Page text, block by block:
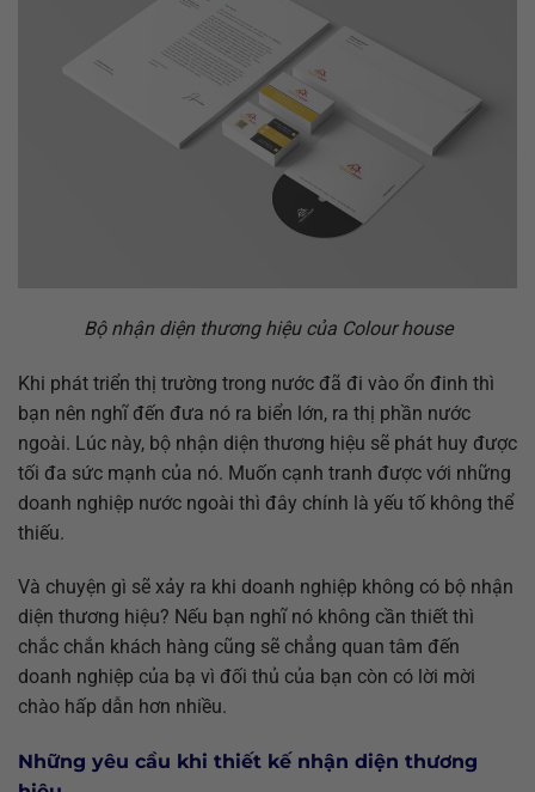
Bộ nhận diện thương hiệu của Colour house
Khi phát triển thị trường trong nước đã đi vào ổn đinh thì
bạn nên nghĩ đến đưa nó ra biển lớn, ra thị phần nước
ngoài. Lúc này, bộ nhận diện thương hiệu sẽ phát huy được
tối đa sức mạnh của nó. Muốn cạnh tranh được với những
doanh nghiệp nước ngoài thì đây chính là yếu tố không thể
thiếu.
Và chuyện gì sẽ xảy ra khi doanh nghiệp không có bộ nhận
diện thương hiệu? Nếu bạn nghĩ nó không cần thiết thì
chắc chắn khách hàng cũng sẽ chẳng quan tâm đến
doanh nghiệp của bạ vì đối thủ của bạn còn có lời mời
chào hấp dẫn hơn nhiều.
Những yêu cầu khi thiết kế nhận diện thương